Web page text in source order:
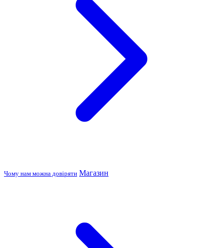
Чому нам можна довіряти Магазин